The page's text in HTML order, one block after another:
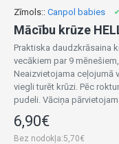
Zīmols:: Canpol babies
Praktiska daudzkrāsaina
vecākiem par 9
Neaizvietojama ceļojumā
viegli turēt krūzi. Pēc
pudeli. Vāciņa
6,90€
Bez nodokļa:5,70€